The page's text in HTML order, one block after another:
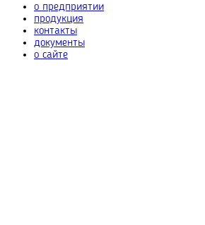
о предприятии
продукция
контакты
документы
о сайте